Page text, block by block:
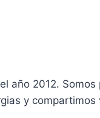
año 2012.
y